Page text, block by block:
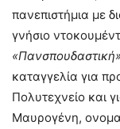
πανεπιστήμια με
γνήσιο
«Πανσπουδαστική»
καταγγελία για
Πολυτεχνείο και
Μαυρογένη,